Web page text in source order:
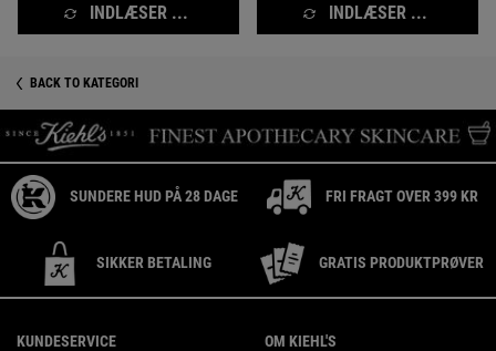
INDLÆSER ... INDLÆSER ...
BACK TO KATEGORI
SUNDERE HUD PÅ 28 DAGE FRI FRAGT OVER 399 KR
SIKKER BETALING GRATIS PRODUKTPRØVER
KUNDESERVICE OM KIEHL'S